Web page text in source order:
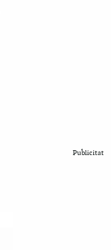
Publicitat